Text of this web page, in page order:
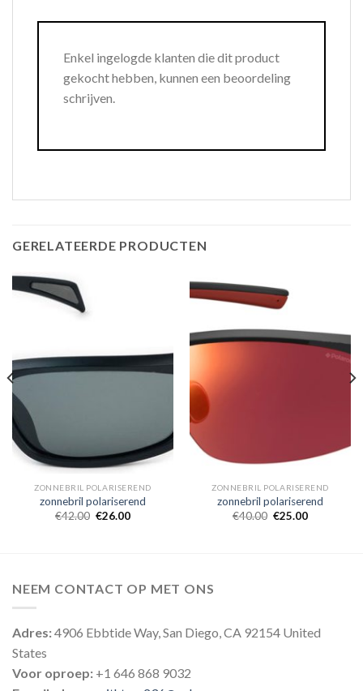
Enkel ingelogde klanten die dit product
gekocht hebben, kunnen een beoordeling
schrijven.
GERELATEERDE PRODUCTEN
ZONNEBRIL POLARISEREND
zonnebril polariserend
€42.00 €26.00
ZONNEBRIL POLARISEREND
zonnebril polariserend
€40.00 €25.00
NEEM CONTACT OP MET ONS
Adres:4906 Ebbtide Way, San Diego, CA 92154 United
States
Voor oproep: +1 646 868 9032